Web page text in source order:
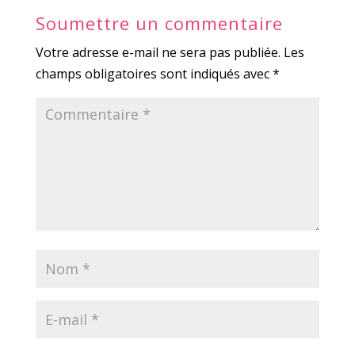
Soumettre un commentaire
Votre adresse e-mail ne sera pas publiée. Les
champs obligatoires sont indiqués avec*